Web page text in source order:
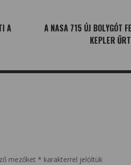
A
A NASA 715 ÚJ BOLYGÓT
KEPLER
mezőket * karakterrel jelöltük